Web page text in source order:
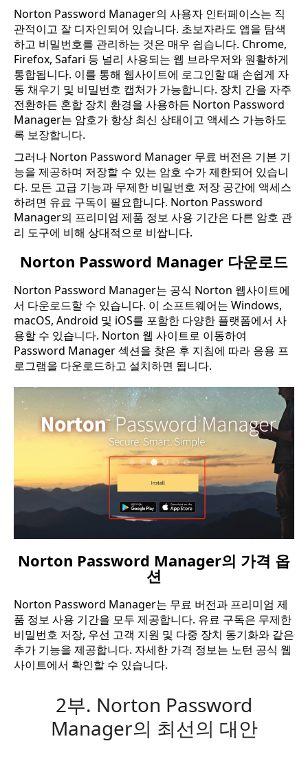
Norton Password Manager의 사용자 인터페이스는 직
관적이고 잘 디자인되어 있습니다. 초보자라도 앱을 탐색
하고 비밀번호를 관리하는 것은 매우 쉽습니다. Chrome,
Firefox, Safari 등 널리 사용되는 웹 브라우저와 원활하게
통합됩니다. 이를 통해 웹사이트에 로그인할 때 손쉽게 자
동 채우기 및 비밀번호 캡처가 가능합니다. 장치 간을 자주
전환하든 혼합 장치 환경을 사용하든 Norton Password
Manager는 암호가 항상 최신 상태이고 액세스 가능하도
록 보장합니다.
그러나 Norton Password Manager 무료 버전은 기본 기
능을 제공하며 저장할 수 있는 암호 수가 제한되어 있습니
다. 모든 고급 기능과 무제한 비밀번호 저장 공간에 액세스
하려면 유료 구독이 필요합니다. Norton Password
Manager의 프리미엄 제품 정보 사용 기간은 다른 암호 관
리 도구에 비해 상대적으로 비쌉니다.
Norton Password Manager 다운로드
Norton Password Manager는 공식 Norton 웹사이트에
서 다운로드할 수 있습니다. 이 소프트웨어는 Windows,
macOS, Android 및 iOS를 포함한 다양한 플랫폼에서 사
용할 수 있습니다. Norton 웹 사이트로 이동하여
Password Manager 섹션을 찾은 후 지침에 따라 응용 프
로그램을 다운로드하고 설치하면 됩니다.
Norton Password Manager의 가격 옵
션
Norton Password Manager는 무료 버전과 프리미엄 제
품 정보 사용 기간을 모두 제공합니다. 유료 구독은 무제한
비밀번호 저장, 우선 고객 지원 및 다중 장치 동기화와 같은
추가 기능을 제공합니다. 자세한 가격 정보는 노턴 공식 웹
사이트에서 확인할 수 있습니다.
2부. Norton Password
Manager의 최선의 대안